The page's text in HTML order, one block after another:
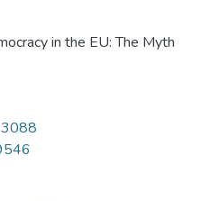
in the EU: The Myth